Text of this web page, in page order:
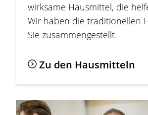
wirksame Hausmittel, die
Wir haben die traditionellen
Sie zusammengestellt.
Zu den Hausmitteln